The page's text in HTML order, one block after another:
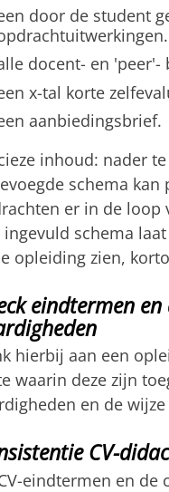
door de student
docent- en 'peer'-
x-tal korte
aanbiedingsbrief.
inhoud: nader
schema kan
er in de loop
ingevuld schema
opleiding zien,
eindtermen
hierbij aan een
waarin deze zijn
en de
CV-
eindtermen en de